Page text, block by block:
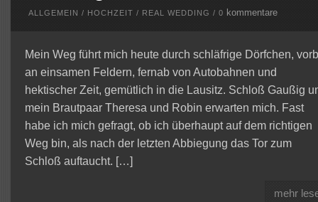
ALLGEMEIN / HOCHZEIT / REAL WEDDING / 0 kommentare
Mein Weg führt mich heute durch schläfrige Dörfchen,
an einsamen Feldern, fernab von Autobahnen und
hektischer Zeit, gemütlich in die Lausitz. Schloß Gaußig
mein Brautpaar Theresa und Robin erwarten mich. Fast
habe ich mich gefragt, ob ich überhaupt auf dem richtigen
Weg bin, als nach der letzten Abbiegung das Tor zum
Schloß auftaucht. […]
mehr